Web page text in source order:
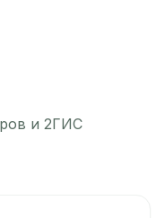
и 2ГИС